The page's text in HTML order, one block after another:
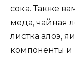
сока. Также
меда, чайная
листка алоэ,
компоненты и